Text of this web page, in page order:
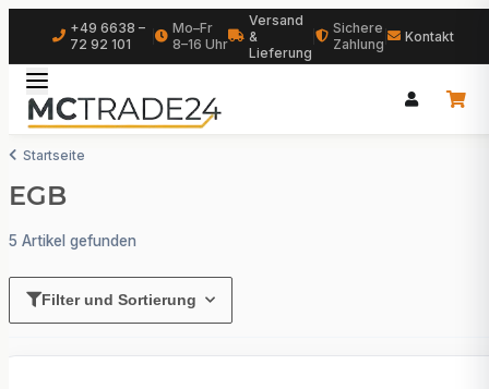
+49 6638 –
72 92 101
Mo–Fr
8–16 Uhr
Versand
&
Lieferung
Sichere
Zahlung
Kontakt
Startseite
EGB
5 Artikel gefunden
Filter und Sortierung